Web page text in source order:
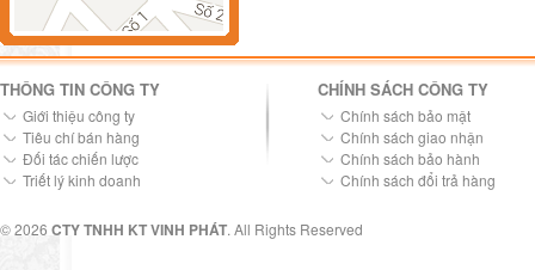
THÔNG TIN CÔNG TY
Giới thiệu công ty
Tiêu chí bán hàng
Đối tác chiến lược
Triết lý kinh doanh
CHÍNH SÁCH CÔNG TY
Chính sách bảo mật
Chính sách giao nhận
Chính sách bảo hành
Chính sách đổi trả hàng
© 2026 CTY TNHH KT VINH PHÁT. All Rights Reserved